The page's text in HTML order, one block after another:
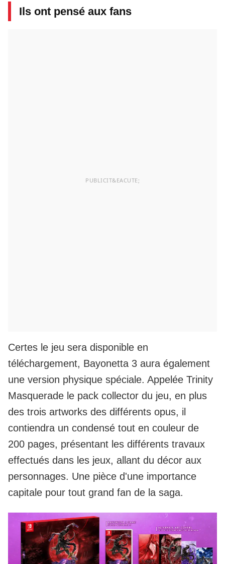
Ils ont pensé aux fans
Certes le jeu sera disponible en
téléchargement, Bayonetta 3 aura également
une version physique spéciale. Appelée Trinity
Masquerade le pack collector du jeu, en plus
des trois artworks des différents opus, il
contiendra un condensé tout en couleur de
200 pages, présentant les différents travaux
effectués dans les jeux, allant du décor aux
personnages. Une pièce d'une importance
capitale pour tout grand fan de la saga.